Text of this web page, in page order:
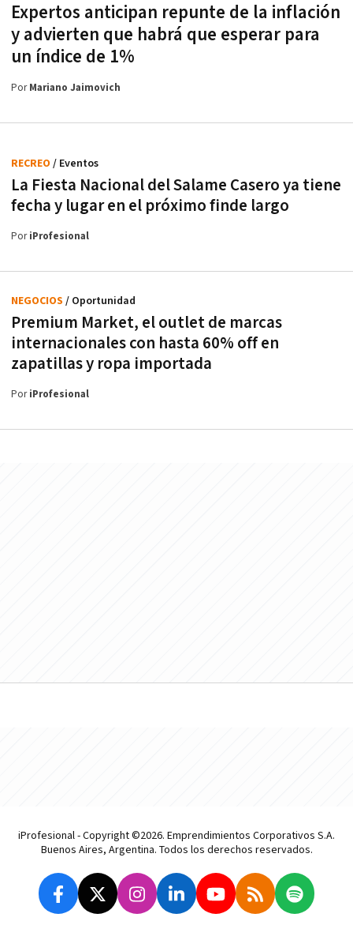
Expertos anticipan repunte de la inflación
y advierten que habrá que esperar para
un índice de 1%
PorMariano Jaimovich
La Fiesta Nacional del Salame Casero ya tiene
fecha y lugar en el próximo finde largo
RECREO / Eventos
PoriProfesional
Premium Market, el outlet de marcas
internacionales con hasta 60% off en
zapatillas y ropa importada
NEGOCIOS / Oportunidad
PoriProfesional
iProfesional - Copyright ©2026. Emprendimientos Corporativos S.A.
Buenos Aires, Argentina. Todos los derechos reservados.